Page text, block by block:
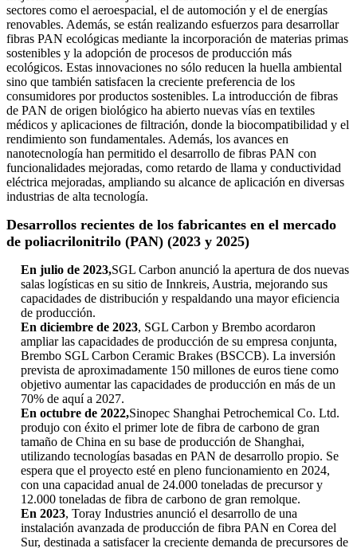
sectores como el aeroespacial, el de automoción y el de energías
renovables. Además, se están realizando esfuerzos para desarrollar
fibras PAN ecológicas mediante la incorporación de materias primas
sostenibles y la adopción de procesos de producción más
ecológicos. Estas innovaciones no sólo reducen la huella ambiental
sino que también satisfacen la creciente preferencia de los
consumidores por productos sostenibles. La introducción de fibras
de PAN de origen biológico ha abierto nuevas vías en textiles
médicos y aplicaciones de filtración, donde la biocompatibilidad y el
rendimiento son fundamentales. Además, los avances en
nanotecnología han permitido el desarrollo de fibras PAN con
funcionalidades mejoradas, como retardo de llama y conductividad
eléctrica mejoradas, ampliando su alcance de aplicación en diversas
industrias de alta tecnología.
Desarrollos recientes de los fabricantes en el mercado
de poliacrilonitrilo (PAN) (2023 y 2025)
En julio de 2023,SGL Carbon anunció la apertura de dos nuevas
salas logísticas en su sitio de Innkreis, Austria, mejorando sus
capacidades de distribución y respaldando una mayor eficiencia
de producción.
En diciembre de 2023, SGL Carbon y Brembo acordaron
ampliar las capacidades de producción de su empresa conjunta,
Brembo SGL Carbon Ceramic Brakes (BSCCB). La inversión
prevista de aproximadamente 150 millones de euros tiene como
objetivo aumentar las capacidades de producción en más de un
70% de aquí a 2027.
En octubre de 2022,Sinopec Shanghai Petrochemical Co. Ltd.
produjo con éxito el primer lote de fibra de carbono de gran
tamaño de China en su base de producción de Shanghai,
utilizando tecnologías basadas en PAN de desarrollo propio. Se
espera que el proyecto esté en pleno funcionamiento en 2024,
con una capacidad anual de 24.000 toneladas de precursor y
12.000 toneladas de fibra de carbono de gran remolque.
En 2023, Toray Industries anunció el desarrollo de una
instalación avanzada de producción de fibra PAN en Corea del
Sur, destinada a satisfacer la creciente demanda de precursores de